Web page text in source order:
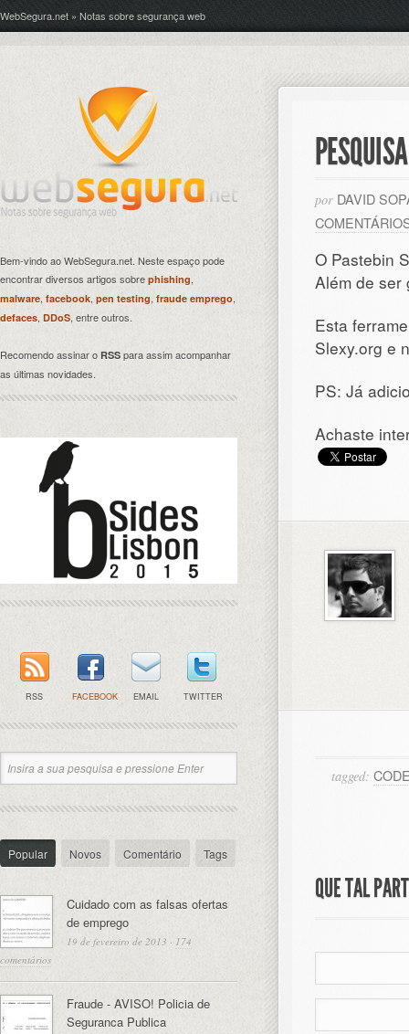
WebSegura.net » Notas sobre segurança web
por DAVID
O Pastebin
Além de
Esta
Slexy.org e
PS: Já
Achaste
tagged:
QUE TAL
Bem-vindo ao WebSegura.net. Neste espaço pode
encontrar diversos artigos sobre phishing,
malware, facebook, pen testing fraude emprego,
defaces, DDoS, entre outros.
Recomendo assinar o RSS para assim acompanhar
as últimas novidades.
RSS FACEBOOK EMAIL TWITTER
Popular Novos Comentário Tags
Cuidado com as falsas ofertas
de emprego
19 de fevereiro de 2013 · 174
comentários
Fraude - AVISO! Policia de
Seguranca Publica